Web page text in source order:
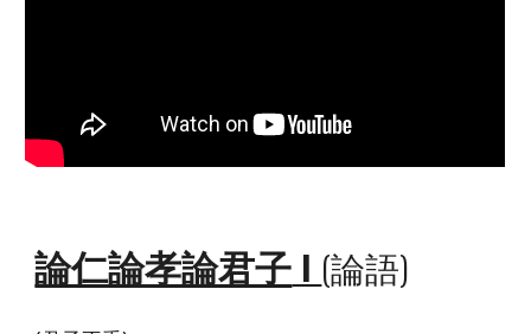
論仁論孝論君子 I (論語)